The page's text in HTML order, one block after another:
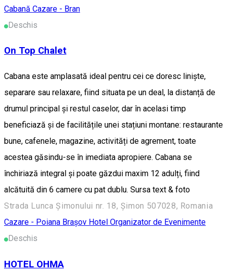
Cabană Cazare - Bran
Deschis
On Top Chalet
Cabana este amplasată ideal pentru cei ce doresc liniște,
separare sau relaxare, fiind situata pe un deal, la distanță de
drumul principal și restul caselor, dar în acelasi timp
beneficiază și de facilitățile unei stațiuni montane: restaurante
bune, cafenele, magazine, activități de agrement, toate
acestea găsindu-se în imediata apropiere. Cabana se
închiriază integral și poate găzdui maxim 12 adulți, fiind
alcătuită din 6 camere cu pat dublu. Sursa text & foto
Strada Lunca Șimonului nr. 18, Șimon 507028, Romania
Cazare - Poiana Brașov Hotel Organizator de Evenimente
Deschis
HOTEL OHMA